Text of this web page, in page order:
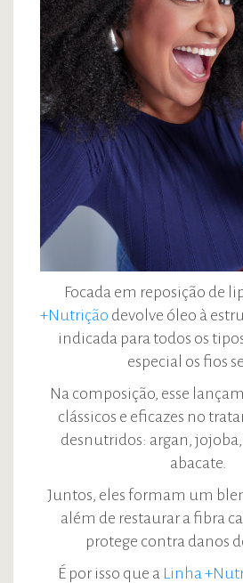
Focada em reposição de
+Nutrição devolve óleo à
indicada para todos os
especial os fios
Na composição, esse
clássicos e eficazes no
desnutridos: argan,
abacate.
Juntos, eles formam um
além de restaurar a fibra
protege contra danos
É por isso que a Linha